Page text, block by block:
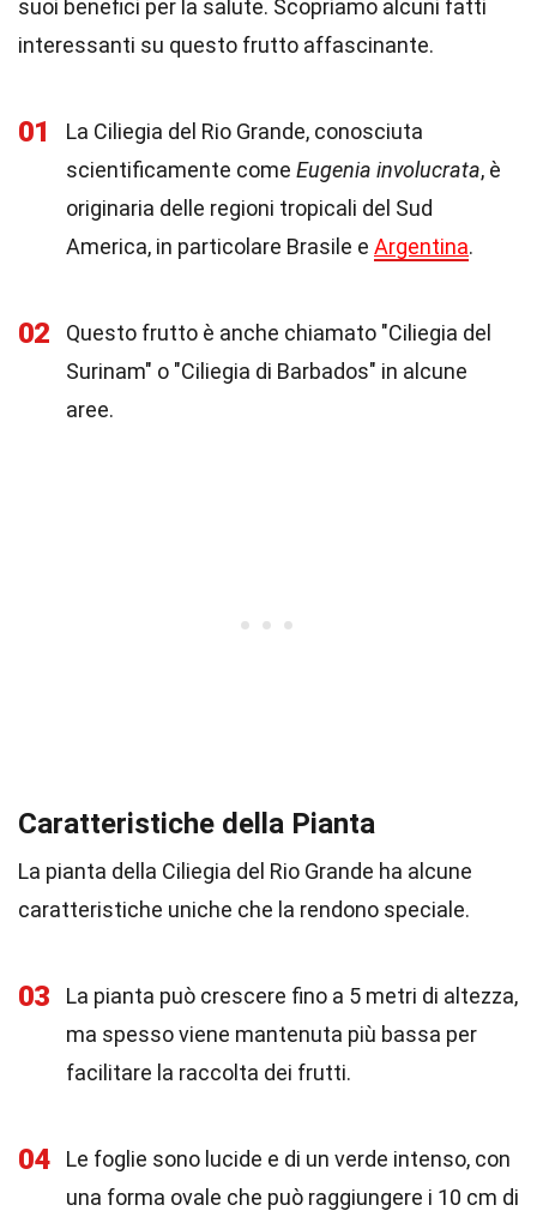
suoi benefici per la salute. Scopriamo alcuni fatti
interessanti su questo frutto affascinante.
01
La Ciliegia del Rio Grande, conosciuta
scientificamente come Eugenia involucrata, è
originaria delle regioni tropicali del Sud
America, in particolare Brasile e Argentina.
02
Questo frutto è anche chiamato "Ciliegia del
Surinam" o "Ciliegia di Barbados" in alcune
aree.
Caratteristiche della Pianta
La pianta della Ciliegia del Rio Grande ha alcune
caratteristiche uniche che la rendono speciale.
03
La pianta può crescere fino a 5 metri di altezza,
ma spesso viene mantenuta più bassa per
facilitare la raccolta dei frutti.
04
Le foglie sono lucide e di un verde intenso, con
una forma ovale che può raggiungere i 10 cm di